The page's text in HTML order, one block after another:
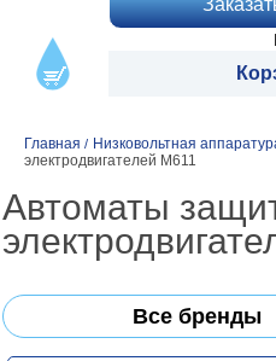
Главная / Низковольтная
электродвигателей M611
Автоматы
Все бренды